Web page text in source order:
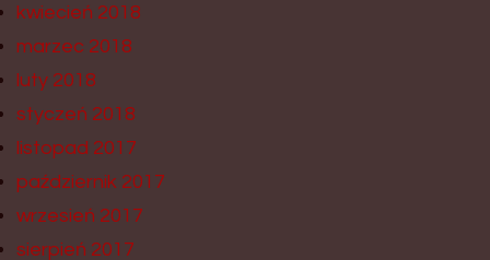
kwiecień 2018
marzec 2018
luty 2018
styczeń 2018
listopad 2017
październik 2017
wrzesień 2017
sierpień 2017